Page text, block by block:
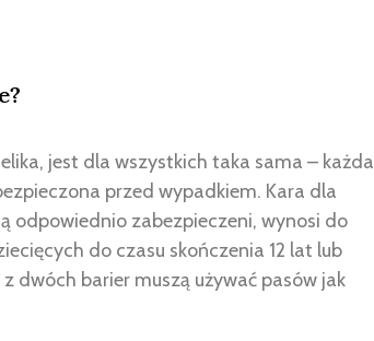
jest dla wszystkich taka sama – każda
przed wypadkiem. Kara dla
odpowiednio zabezpieczeni, wynosi do
do czasu skończenia 12 lat lub
dwóch barier muszą używać pasów jak